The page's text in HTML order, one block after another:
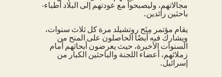
مجالاتهم، وليصبحوا مع عودتهم إلى البلاد أطباء-
باحثين رائدين.
يقام مؤتمر مِنَح روتشيلد مرة كل ثلاث سنوات،
ويشارك فيه أيضًا الحاصلون على المنح من
السنوات الأخيرة، حيث يعرضون أبحاثهم أمام
زملائهم، أعضاء اللجنة والباحثين الكبار من
إسرائيل.